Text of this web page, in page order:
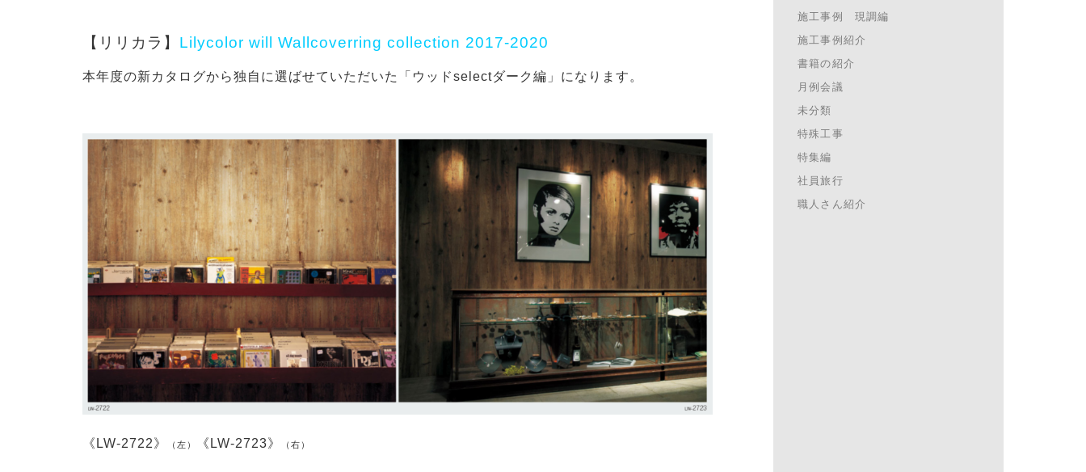
【リリカラ】 Lilycolor will Wallcoverring collection 2017-2020
本年度の新カタログから独自に選ばせていただいた「ウッドselectダーク編」になります。
《LW-2722》 （左） 《LW-2723》 （右）
施工事例 現調編
施工事例紹介
書籍の紹介
月例会議
未分類
特殊工事
特集編
社員旅行
職人さん紹介